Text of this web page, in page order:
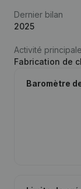
Dernier bilan
2025
Activité principale
Fabrication de
Baromètre